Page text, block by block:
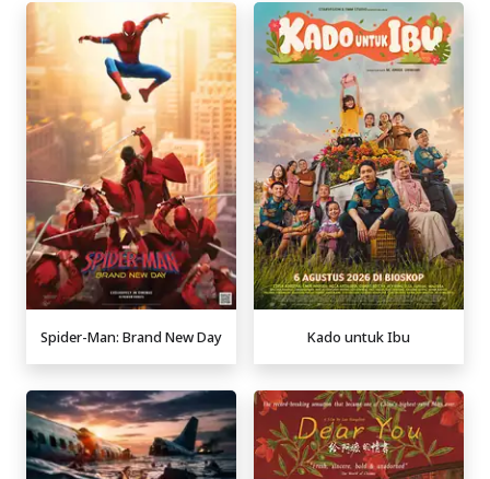
Spider-Man: Brand New Day Kado untuk Ibu